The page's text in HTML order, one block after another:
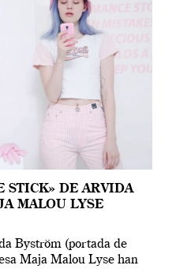
STICK» DE ARVIDA
MALOU LYSE
Byström (portada de
Maja Malou Lyse han